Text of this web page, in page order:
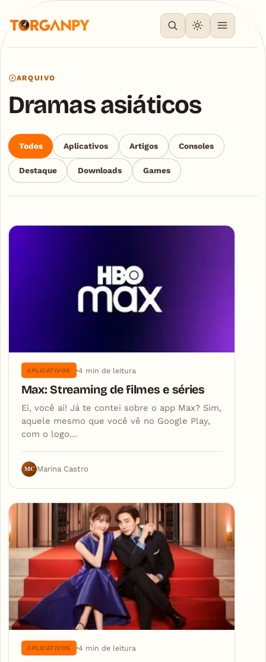
ARQUIVO
Dramas asiáticos
Todos Aplicativos Artigos Consoles
Destaque Downloads Games
Articles
APLICATIVOS 4 min de leitura
Max: Streaming de filmes e séries
Ei, você aí! Já te contei sobre o app Max? Sim,
aquele mesmo que você vê no Google Play,
com o logo…
MC Marina Castro
APLICATIVOS 4 min de leitura